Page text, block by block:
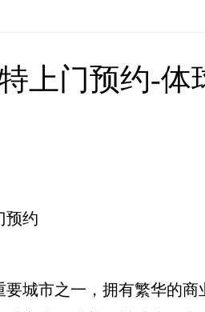
上门预约-体
预约
城市之一，拥有繁华的